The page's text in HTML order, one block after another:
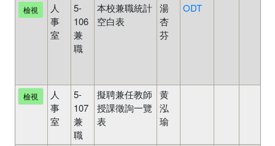
檢視
人
事
室
5-
106
兼
職
本校兼職統計
空白表
湯
杏
芬
ODT
檢視
人
事
室
5-
107
兼
職
擬聘兼任教師
授課徵詢一覽
表
黄
泓
瑜